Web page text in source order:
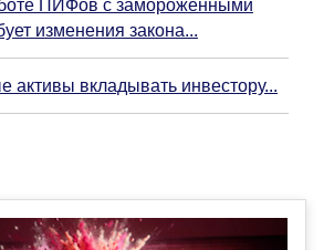
ПИФов с замороженными
изменения закона...
активы вкладывать инвестору...